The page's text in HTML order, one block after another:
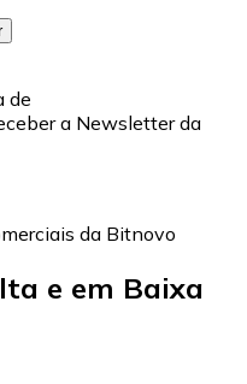
de
a Newsletter da
da Bitnovo
e em Baixa